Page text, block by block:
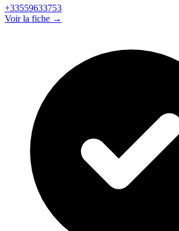
+33559633753
Voir la fiche →